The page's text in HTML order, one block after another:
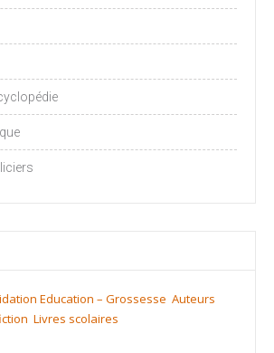
Education – Grossesse Auteurs
Livres scolaires